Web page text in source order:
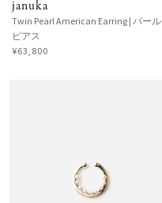
januka
Twin Pearl American Earring | パール
ピアス
¥63,800